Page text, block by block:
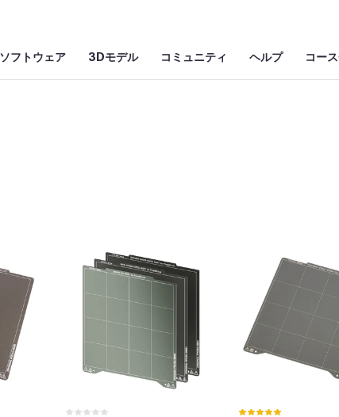
ソフトウェア 3Dモデル コミュニティ ヘルプ コー